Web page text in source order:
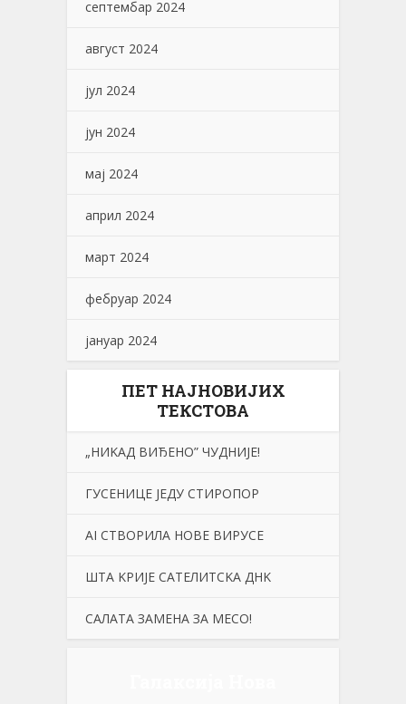
септембар 2024
август 2024
јул 2024
јун 2024
мај 2024
април 2024
март 2024
фебруар 2024
јануар 2024
ПЕТ НАЈНОВИЈИХ
ТЕКСТОВА
„НИKАД ВИЂЕНО” ЧУДНИЈЕ!
ГУСЕНИЦЕ ЈЕДУ СТИРОПОР
АI СТВОРИЛА НОВЕ ВИРУСЕ
ШТА KРИЈЕ САТЕЛИТСKА ДНK
САЛАТА ЗАМЕНА ЗА МЕСО!